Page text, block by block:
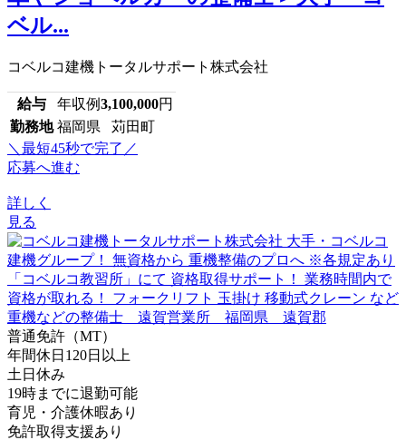
ベル...
コベルコ建機トータルサポート株式会社
給与 年収例3,100,000円
勤務地 福岡県 苅田町
＼最短45秒で完了／
応募へ進む
詳しく
見る
普通免許（MT）
年間休日120日以上
土日休み
19時までに退勤可能
育児・介護休暇あり
免許取得支援あり